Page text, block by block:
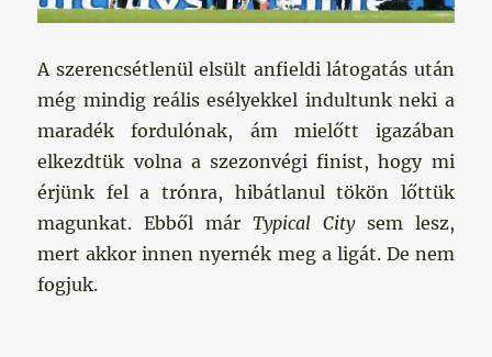
A szerencsétlenül elsült anfieldi látogatás után
még mindig reális esélyekkel indultunk neki a
maradék fordulónak, ám mielőtt igazában
elkezdtük volna a szezonvégi finist, hogy mi
érjünk fel a trónra, hibátlanul tökön lőttük
magunkat. Ebből már Typical Citysem lesz,
mert akkor innen nyernék meg a ligát. De nem
fogjuk.